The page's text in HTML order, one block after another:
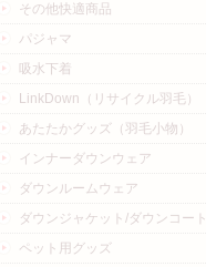
その他快適商品
パジャマ
吸水下着
LinkDown（リサイクル羽毛）
あたたかグッズ（羽毛小物）
インナーダウンウェア
ダウンルームウェア
ダウンジャケット/ダウンコート
ペット用グッズ